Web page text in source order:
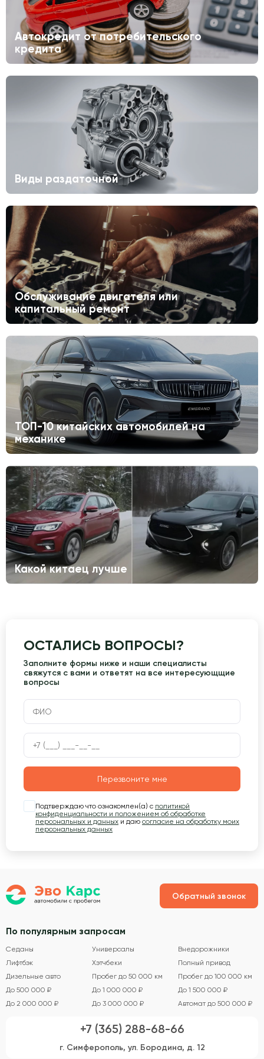
Автокредит от потребительского
кредита
Виды раздаточной
Обслуживание двигателя или
капитальный ремонт
ТОП-10 китайских автомобилей на
механике
Какой китаец лучше
ОСТАЛИСЬ ВОПРОСЫ?
Заполните формы ниже и наши специалисты
свяжутся с вами и ответят на все интересующщие
вопросы
Перезвоните мне
Подтверждаю что ознакомлен(а) с политикой
конфиденциальности и положением об обработке
персональных и данных и даю согласие на обработку моих
персональных данных
Обратный звонок
По популярным запросам
Седаны Универсалы
Внедорожники
Лифтбэк
Хэтчбеки
Полный привод
Дизельные авто
Пробег до 50 000 км
Пробег до 100 000 км
До 500 000 ₽
До 1 000 000 ₽
До 1 500 000 ₽
До 2 000 000 ₽
До 3 000 000 ₽ Автомат до 500 000 ₽
+7 (365) 288-68-66
г. Симферополь, ул. Бородина, д. 12